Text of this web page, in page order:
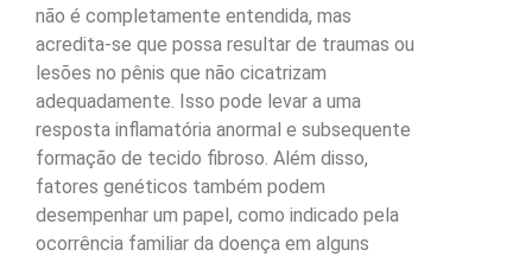
não é completamente entendida, mas
acredita-se que possa resultar de traumas ou
lesões no pênis que não cicatrizam
adequadamente. Isso pode levar a uma
resposta inflamatória anormal e subsequente
formação de tecido fibroso. Além disso,
fatores genéticos também podem
desempenhar um papel, como indicado pela
ocorrência familiar da doença em alguns